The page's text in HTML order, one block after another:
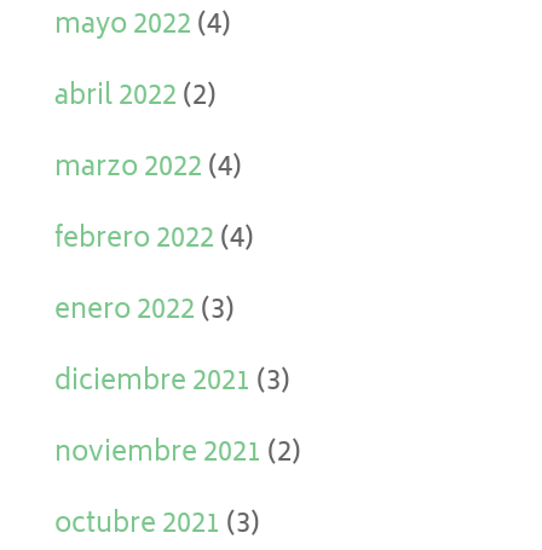
mayo 2022(4)
abril 2022(2)
marzo 2022(4)
febrero 2022(4)
enero 2022(3)
diciembre 2021 (3)
noviembre 2021 (2)
octubre 2021 (3)